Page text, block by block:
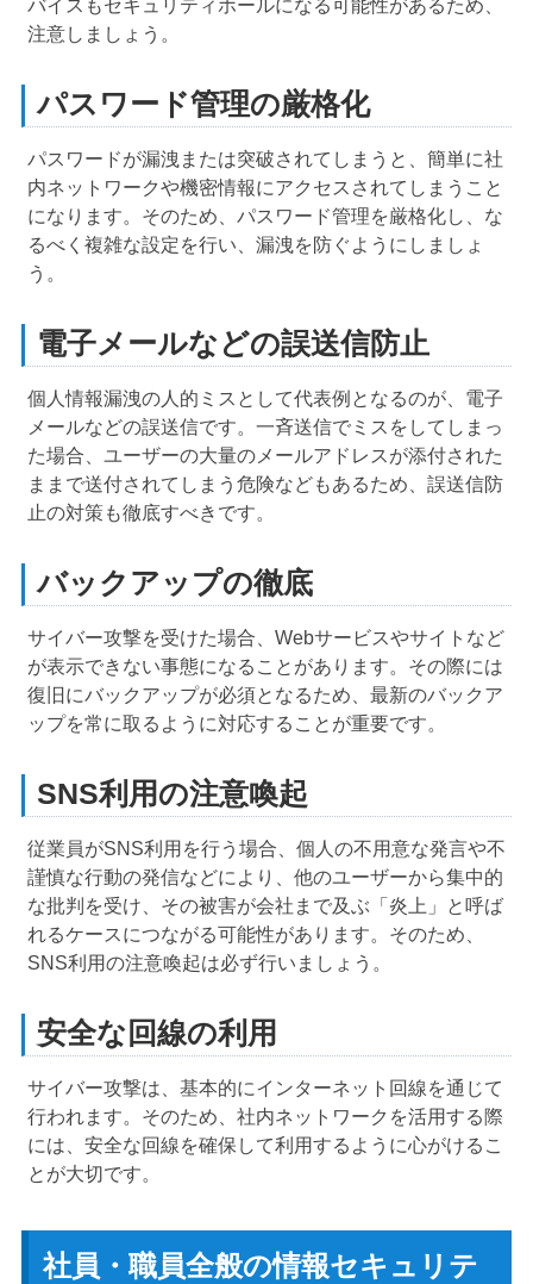
バイスもセキュリティホールになる可能性があるため、
注意しましょう。
パスワード管理の厳格化
パスワードが漏洩または突破されてしまうと、簡単に社
内ネットワークや機密情報にアクセスされてしまうこと
になります。そのため、パスワード管理を厳格化し、な
るべく複雑な設定を行い、漏洩を防ぐようにしましょ
う。
電子メールなどの誤送信防止
個人情報漏洩の人的ミスとして代表例となるのが、電子
メールなどの誤送信です。一斉送信でミスをしてしまっ
た場合、ユーザーの大量のメールアドレスが添付された
ままで送付されてしまう危険などもあるため、誤送信防
止の対策も徹底すべきです。
バックアップの徹底
サイバー攻撃を受けた場合、Webサービスやサイトなど
が表示できない事態になることがあります。その際には
復旧にバックアップが必須となるため、最新のバックア
ップを常に取るように対応することが重要です。
SNS利用の注意喚起
従業員がSNS利用を行う場合、個人の不用意な発言や不
謹慎な行動の発信などにより、他のユーザーから集中的
な批判を受け、その被害が会社まで及ぶ「炎上」と呼ば
れるケースにつながる可能性があります。そのため、
SNS利用の注意喚起は必ず行いましょう。
安全な回線の利用
サイバー攻撃は、基本的にインターネット回線を通じて
行われます。そのため、社内ネットワークを活用する際
には、安全な回線を確保して利用するように心がけるこ
とが大切です。
社員・職員全般の情報セキュリテ